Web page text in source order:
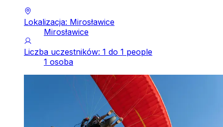
Lokalizacja: Mirosławice
Mirosławice
Liczba uczestników: 1 do 1 people
1 osoba